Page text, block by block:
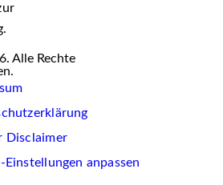
Alle Rechte
Disclaimer
Einstellungen anpassen